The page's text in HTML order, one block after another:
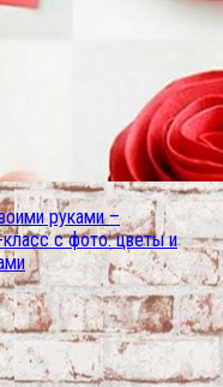
руками –
с фото: цветы и